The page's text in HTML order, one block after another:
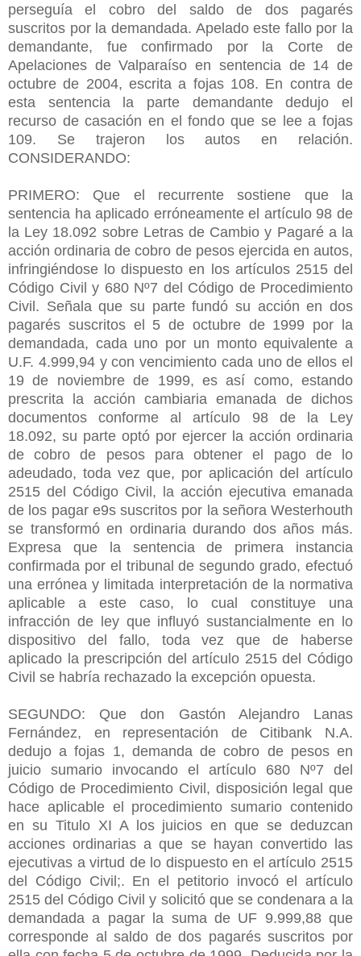
perseguía el cobro del saldo de dos pagarés
suscritos por la demandada. Apelado este fallo por la
demandante, fue confirmado por la Corte de
Apelaciones de Valparaíso en sentencia de 14 de
octubre de 2004, escrita a fojas 108. En contra de
esta sentencia la parte demandante dedujo el
recurso de casación en el fondo que se lee a fojas
109. Se trajeron los autos en relación.
CONSIDERANDO:
PRIMERO: Que el recurrente sostiene que la
sentencia ha aplicado erróneamente el artículo 98 de
la Ley 18.092 sobre Letras de Cambio y Pagaré a la
acción ordinaria de cobro de pesos ejercida en autos,
infringiéndose lo dispuesto en los artículos 2515 del
Código Civil y 680 Nº7 del Código de Procedimiento
Civil. Señala que su parte fundó su acción en dos
pagarés suscritos el 5 de octubre de 1999 por la
demandada, cada uno por un monto equivalente a
U.F. 4.999,94 y con vencimiento cada uno de ellos el
19 de noviembre de 1999, es así como, estando
prescrita la acción cambiaria emanada de dichos
documentos conforme al artículo 98 de la Ley
18.092, su parte optó por ejercer la acción ordinaria
de cobro de pesos para obtener el pago de lo
adeudado, toda vez que, por aplicación del artículo
2515 del Código Civil, la acción ejecutiva emanada
de los pagar e9s suscritos por la señora Westerhouth
se transformó en ordinaria durando dos años más.
Expresa que la sentencia de primera instancia
confirmada por el tribunal de segundo grado, efectuó
una errónea y limitada interpretación de la normativa
aplicable a este caso, lo cual constituye una
infracción de ley que influyó sustancialmente en lo
dispositivo del fallo, toda vez que de haberse
aplicado la prescripción del artículo 2515 del Código
Civil se habría rechazado la excepción opuesta.
SEGUNDO: Que don Gastón Alejandro Lanas
Fernández, en representación de Citibank N.A.
dedujo a fojas 1, demanda de cobro de pesos en
juicio sumario invocando el artículo 680 Nº7 del
Código de Procedimiento Civil, disposición legal que
hace aplicable el procedimiento sumario contenido
en su Titulo XI A los juicios en que se deduzcan
acciones ordinarias a que se hayan convertido las
ejecutivas a virtud de lo dispuesto en el artículo 2515
del Código Civil;. En el petitorio invocó el artículo
2515 del Código Civil y solicitó que se condenara a la
demandada a pagar la suma de UF 9.999,88 que
corresponde al saldo de dos pagarés suscritos por